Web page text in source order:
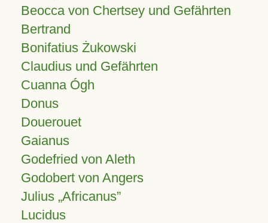
Beocca von Chertsey und Gefährten
Bertrand
Bonifatius Żukowski
Claudius und Gefährten
Cuanna Ógh
Donus
Douerouet
Gaianus
Godefried von Aleth
Godobert von Angers
Julius Africanus
Lucidus